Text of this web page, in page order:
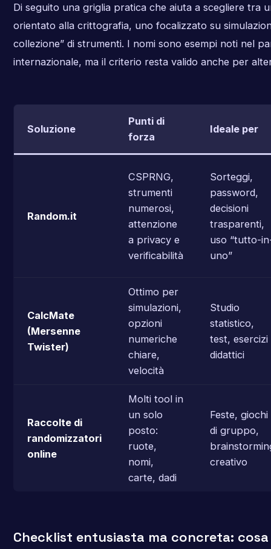
Di seguito una griglia pratica che aiuta a scegliere tra
orientato alla crittografia, uno focalizzato su
collezione” di strumenti. I nomi sono esempi noti nel
internazionale, ma il criterio resta valido anche per
Soluzione
Punti di
forza
Ideale per
Random.it
CSPRNG,
strumenti
numerosi,
attenzione
a privacy e
verificabilità
Sorteggi,
password,
decisioni
trasparenti,
uso “tutto-
uno”
CalcMate
(Mersenne
Twister)
Ottimo per
simulazioni,
opzioni
numeriche
chiare,
velocità
Studio
statistico,
test, esercizi
didattici
Raccolte di
randomizzatori
online
Molti tool in
un solo
posto:
ruote,
nomi,
carte, dadi
Feste, giochi
di gruppo,
creativo
Checklist entusiasta ma concreta: